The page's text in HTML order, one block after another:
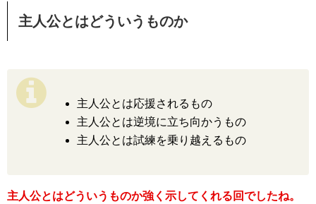
主人公とはどういうものか
主人公とは応援されるもの
主人公とは逆境に立ち向かうもの
主人公とは試練を乗り越えるもの
主人公とはどういうものか強く示してくれる回でしたね。